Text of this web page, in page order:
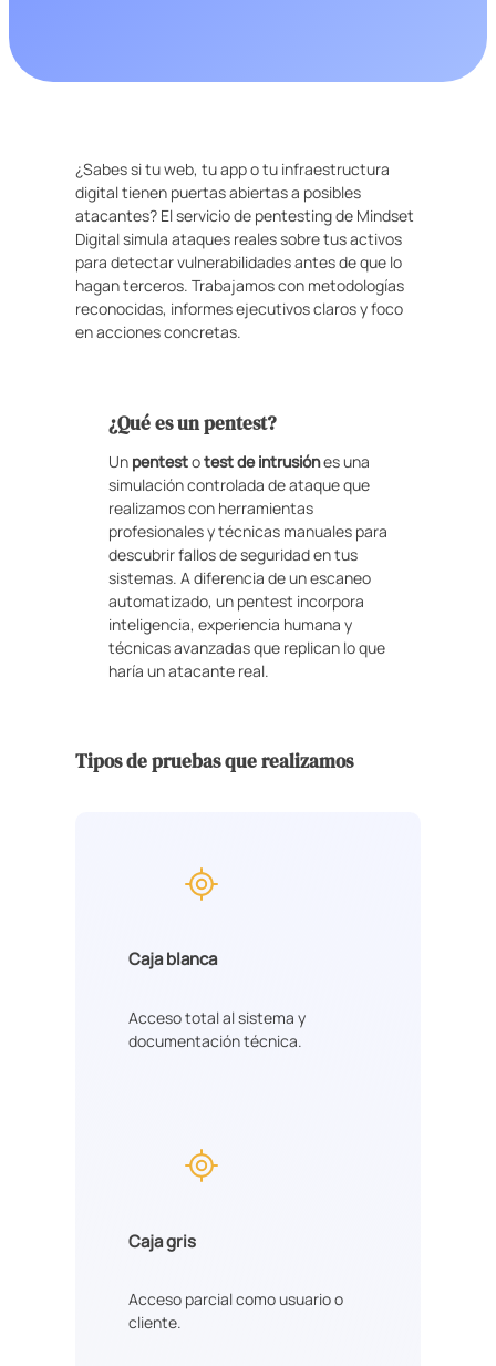
¿Sabes si tu web, tu app o tu infraestructura
digital tienen puertas abiertas a posibles
atacantes? El servicio de pentesting de Mindset
Digital simula ataques reales sobre tus activos
para detectar vulnerabilidades antes de que lo
hagan terceros. Trabajamos con metodologías
reconocidas, informes ejecutivos claros y foco
en acciones concretas.
¿Qué es un pentest?
Un pentestotest de intrusiónes una
simulación controlada de ataque que
realizamos con herramientas
profesionales y técnicas manuales para
descubrir fallos de seguridad en tus
sistemas. A diferencia de un escaneo
automatizado, un pentest incorpora
inteligencia, experiencia humana y
técnicas avanzadas que replican lo que
haría un atacante real.
Tipos de pruebas que realizamos
Caja blanca
Acceso total al sistema y
documentación técnica.
Caja gris
Acceso parcial como usuario o
cliente.